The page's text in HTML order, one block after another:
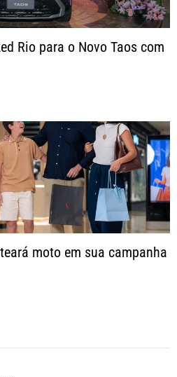
Rio para o Novo Taos com
moto em sua campanha